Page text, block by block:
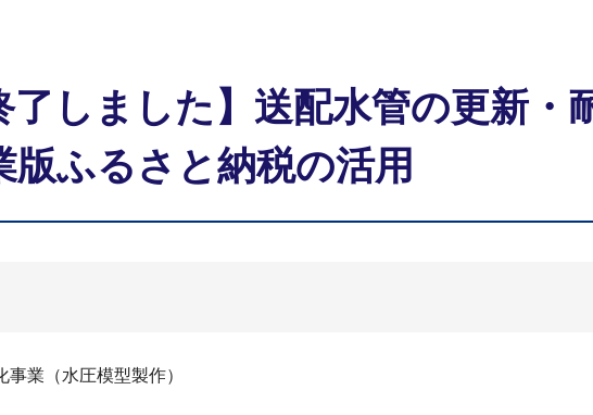
了しました】送配水管の更新
版ふるさと納税の活用
業（水圧模型製作）